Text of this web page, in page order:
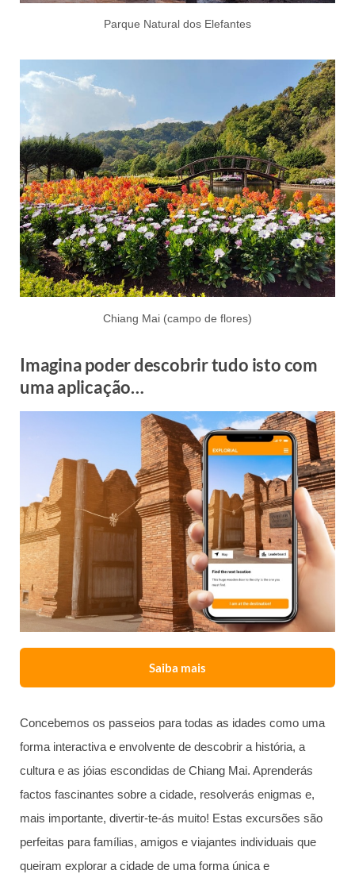
Parque Natural dos Elefantes
Chiang Mai (campo de flores)
Imagina poder descobrir tudo isto com
uma aplicação…
Saiba mais
Concebemos os passeios para todas as idades como uma
forma interactiva e envolvente de descobrir a história, a
cultura e as jóias escondidas de Chiang Mai. Aprenderás
factos fascinantes sobre a cidade, resolverás enigmas e,
mais importante, divertir-te-ás muito! Estas excursões são
perfeitas para famílias, amigos e viajantes individuais que
queiram explorar a cidade de uma forma única e